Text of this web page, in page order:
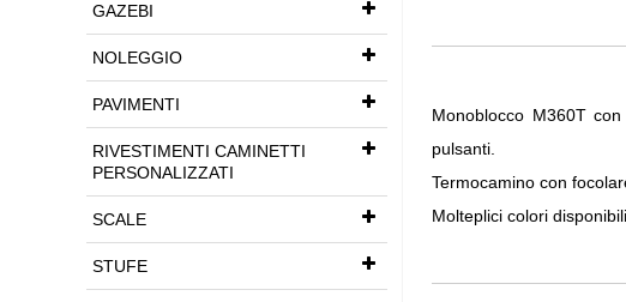
GAZEBI
NOLEGGIO
PAVIMENTI
RIVESTIMENTI CAMINETTI
PERSONALIZZATI
SCALE
STUFE
Monoblocco M360T
pulsanti.
Termocamino con
Molteplici colori